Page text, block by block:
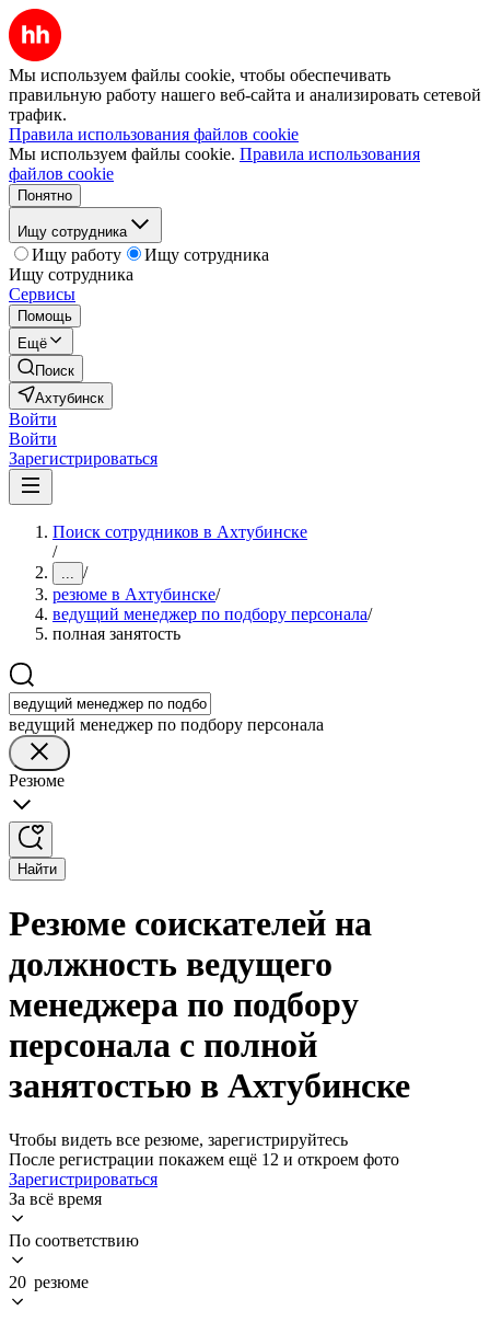
Мы используем файлы cookie, чтобы обеспечивать
правильную работу нашего веб-сайта и анализировать сетевой
трафик.
Правила использования файлов cookie
Мы используем файлы cookie. Правила использования
файлов cookie
Понятно
Ищу сотрудника
Ищу работу
Ищу сотрудника
Ищу сотрудника
Сервисы
Помощь
Ещё
Поиск
Ахтубинск
Войти
Войти
Зарегистрироваться
Поиск сотрудников в Ахтубинске
/
... /
резюме в Ахтубинске/
ведущий менеджер по подбору персонала/
полная занятость
ведущий менеджер по подбору персонала
Резюме
Найти
Резюме соискателей на
должность ведущего
менеджера по подбору
персонала с полной
занятостью в Ахтубинске
Чтобы видеть все резюме, зарегистрируйтесь
После регистрации покажем ещё 12 и откроем фото
Зарегистрироваться
За всё время
По соответствию
20 резюме